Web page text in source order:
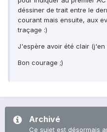
déssiner de trait entre le
courant mais ensuite, aux
traçage :)
J'espère avoir été clair (j'en
Bon courage ;)
Archivé
Ce sujet est désormais